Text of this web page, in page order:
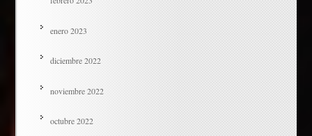
enero 2023
diciembre 2022
noviembre 2022
octubre 2022